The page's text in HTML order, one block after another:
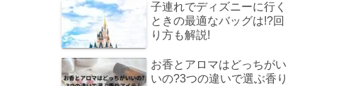
子連れでディズニーに行く
ときの最適なバッグは!?回
り方も解説!
お香とアロマはどっちがい
いの?3つの違いで選ぶ香り